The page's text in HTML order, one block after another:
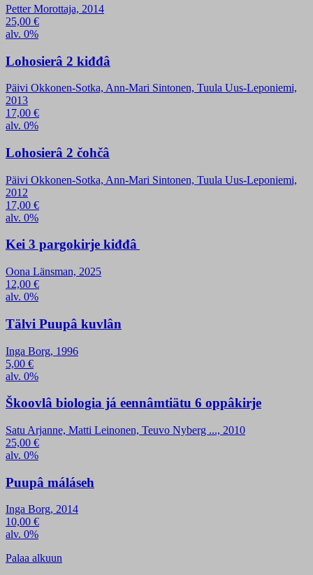
Petter Morottaja, 2014
25,00 €
alv. 0%
Lohosierâ 2 kiđđâ
Päivi Okkonen-Sotka, Ann-Mari Sintonen, Tuula Uus-Leponiemi,
2013
17,00 €
alv. 0%
Lohosierâ 2 čohčâ
Päivi Okkonen-Sotka, Ann-Mari Sintonen, Tuula Uus-Leponiemi,
2012
17,00 €
alv. 0%
Kei 3 pargokirje kiđđâ
Oona Länsman, 2025
12,00 €
alv. 0%
Tälvi Puupâ kuvlân
Inga Borg, 1996
5,00 €
alv. 0%
Škoovlâ biologia já eennâmtiätu 6 oppâkirje
Satu Arjanne, Matti Leinonen, Teuvo Nyberg ..., 2010
25,00 €
alv. 0%
Puupâ máláseh
Inga Borg, 2014
10,00 €
alv. 0%
Palaa alkuun